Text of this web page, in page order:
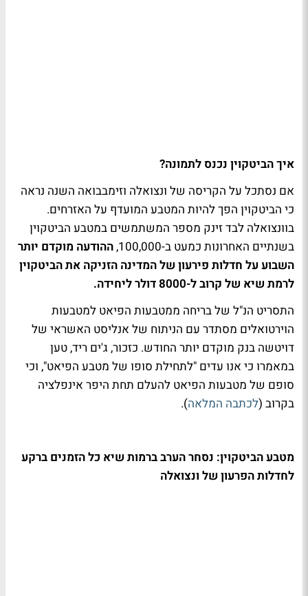
איך הביטקוין נכנס לתמונה?
אם נסתכל על הקריסה של ונצואלה וזימבבואה השנה נראה
כי הביטקוין הפך להיות המטבע המועדף על האזרחים.
בוונצואלה לבד זינק מספר המשתמשים במטבע הביטקוין
בשנתיים האחרונות כמעט ב-100,000,
ההודעה מוקדם יותר
השבוע על חדלות פירעון של המדינה הזניקה את הביטקוין
לרמת שיא של קרוב ל-8000 דולר ליחידה.
התסריט הנ"ל של בריחה ממטבעות הפיאט למטבעות
הוירטואלים מסתדר עם הניתוח של אנליסט האשראי של
דויטשה בנק מוקדם יותר החודש. כזכור, ג'ים ריד, טען
במאמרו כי אנו עדים "לתחילת סופו של מטבע הפיאט", וכי
סופם של מטבעות הפיאט להעלם תחת היפר אינפלציה
בקרוב (לכתבה המלאה).
מטבע הביטקוין: נסחר הערב ברמות שיא כל הזמנים ברקע
לחדלות הפרעון של ונצואלה